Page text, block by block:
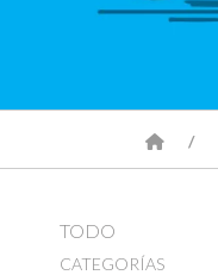
TODO
CATEGORÍAS